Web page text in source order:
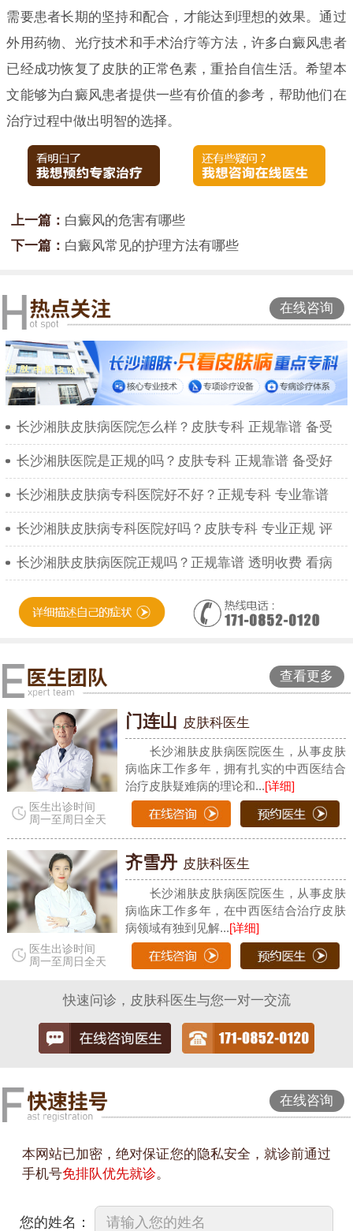
需要患者长期的坚持和配合，才能达到理想的效果。通过
外用药物、光疗技术和手术治疗等方法，许多白癜风患者
已经成功恢复了皮肤的正常色素，重拾自信生活。希望本
文能够为白癜风患者提供一些有价值的参考，帮助他们在
治疗过程中做出明智的选择。
上一篇： 白癜风的危害有哪些
下一篇： 白癜风常见的护理方法有哪些
在线咨询
长沙湘肤皮肤病医院怎么样？皮肤专科 正规靠谱 备受
长沙湘肤医院是正规的吗？皮肤专科 正规靠谱 备受好
长沙湘肤皮肤病专科医院好不好？正规专科 专业靠谱
长沙湘肤皮肤病专科医院好吗？皮肤专科 专业正规 评
长沙湘肤皮肤病医院正规吗？正规靠谱 透明收费 看病
查看更多
医生出诊时间
周一至周日全天
门连山 皮肤科医生
长沙湘肤皮肤病医院医生，从事皮肤
病临床工作多年，拥有扎实的中西医结合
治疗皮肤疑难病的理论和...[详细]
医生出诊时间
周一至周日全天
齐雪丹 皮肤科医生
长沙湘肤皮肤病医院医生，从事皮肤
病临床工作多年，在中西医结合治疗皮肤
病领域有独到见解...[详细]
快速问诊，皮肤科医生与您一对一交流
在线咨询
本网站已加密，绝对保证您的隐私安全，就诊前通过
手机号免排队优先就诊。
您的姓名：